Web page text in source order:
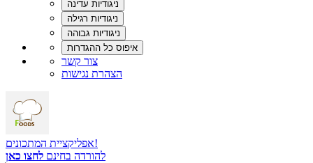
צור קשר
הצהרת נגישות
אפליקציית המתכונים!
להורדה בחינם לחצו כאן